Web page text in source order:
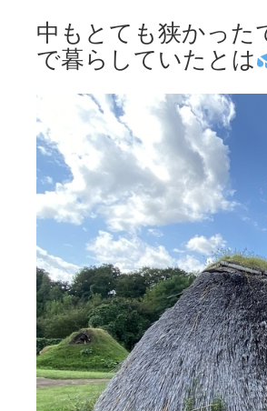
中もとても狭かった
で暮らしていたとは